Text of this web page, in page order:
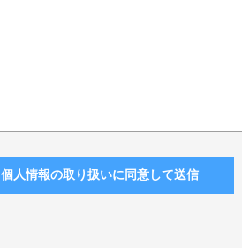
個人情報の取り扱いに同意して送信